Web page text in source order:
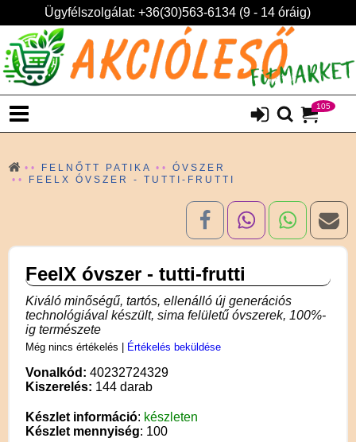
Ügyfélszolgálat: +36(30)563-6134 (9 - 14 óráig)
105
FELNŐTT PATIKA
ÓVSZER
FEELX ÓVSZER - TUTTI-FRUTTI
FeelX óvszer - tutti-frutti
Kiváló minőségű, tartós, ellenálló új generációs
technológiával készült, sima felületű óvszerek, 100%-
ig természete
Még nincs értékelés Értékelés beküldése
Vonalkód: 40232724329
Kiszerelés: 144 darab
Készlet információ: készleten
Készlet mennyiség: 100